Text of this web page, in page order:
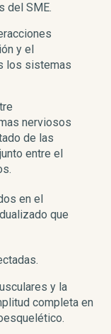
del SME.
y el
los sistemas
nerviosos
de las
entre el
en el
que
y la
completa en